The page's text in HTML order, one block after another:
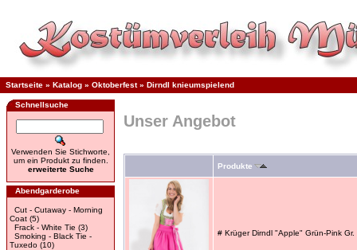
Startseite » Katalog » Oktoberfest» Dirndl knieumspielend
Schnellsuche
Verwenden Sie Stichworte,
um ein Produkt zu finden.
erweiterte Suche
Abendgarderobe
Cut - Cutaway - Morning
Coat (5)
Frack - White Tie (3)
Smoking - Black Tie -
Tuxedo (10)
Unser Angebot
Produkte
# Krüger Dirndl "Apple" Grün-Pink